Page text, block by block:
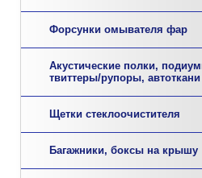
Форсунки омывателя фар
Акустические полки,
твиттеры/рупоры, автоткани
Щетки стеклоочистителя
Багажники, боксы на крышу